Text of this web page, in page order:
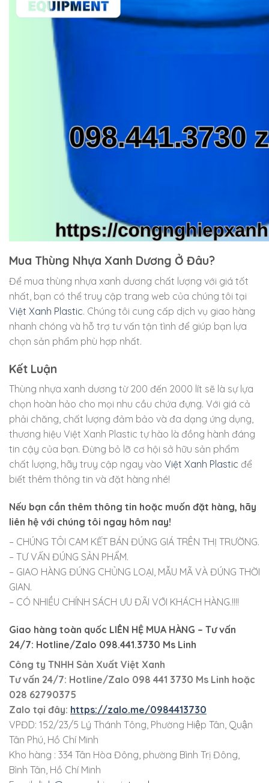
Mua Thùng Nhựa Xanh Dương Ở Đâu?
Để mua thùng nhựa xanh dương chất lượng với giá tốt
nhất, bạn có thể truy cập trang web của chúng tôi tại
Việt Xanh Plastic. Chúng tôi cung cấp dịch vụ giao hàng
nhanh chóng và hỗ trợ tư vấn tận tình để giúp bạn lựa
chọn sản phẩm phù hợp nhất.
Kết Luận
Thùng nhựa xanh dương từ 200 đến 2000 lít sẽ là sự lựa
chọn hoàn hảo cho mọi nhu cầu chứa đựng. Với giá cả
phải chăng, chất lượng đảm bảo và đa dạng ứng dụng,
thương hiệu Việt Xanh Plastic tự hào là đồng hành đáng
tin cậy của bạn. Đừng bỏ lỡ cơ hội sở hữu sản phẩm
chất lượng, hãy truy cập ngay vào Việt Xanh Plastic để
biết thêm thông tin và đặt hàng nhé!
Nếu bạn cần thêm thông tin hoặc muốn đặt hàng, hãy
liên hệ với chúng tôi ngay hôm nay!
– CHÚNG TÔI CAM KẾT BÁN ĐÚNG GIÁ TRÊN THỊ TRƯỜNG.
– TƯ VẤN ĐÚNG SẢN PHẨM.
– GIAO HÀNG ĐÚNG CHỦNG LOẠI, MẪU MÃ VÀ ĐÚNG THỜI
GIAN.
– CÓ NHIỀU CHÍNH SÁCH ƯU ĐÃI VỚI KHÁCH HÀNG.!!!!
Giao hàng toàn quốc LIÊN HỆ MUA HÀNG – Tư vấn
24/7: Hotline/Zalo 098.441.3730 Ms Linh
Công ty TNHH Sản Xuất Việt Xanh
Tư vấn 24/7: Hotline/Zalo 098 441 3730 Ms Linh hoặc
028 62790375
Zalo tại đây: https://zalo.me/0984413730
VPĐD: 152/23/5 Lý Thánh Tông, Phường Hiệp Tân, Quận
Tân Phú, Hồ Chí Minh
Kho hàng : 334 Tân Hòa Đông, phường Bình Trị Đông,
Bình Tân, Hồ Chí Minh